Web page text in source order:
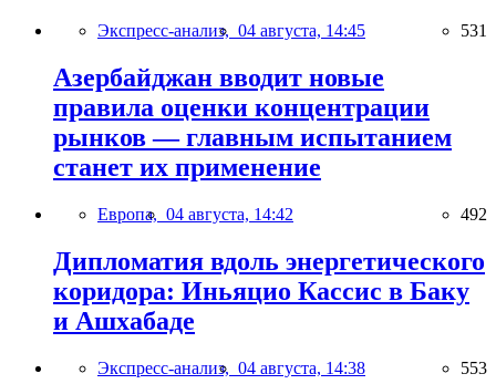
Экспресс-анализ, 04 августа, 14:45 531
Азербайджан вводит новые
правила оценки концентрации
рынков — главным испытанием
станет их применение
Европа, 04 августа, 14:42 492
Дипломатия вдоль энергетического
коридора: Иньяцио Кассис в Баку
и Ашхабаде
Экспресс-анализ, 04 августа, 14:38 553